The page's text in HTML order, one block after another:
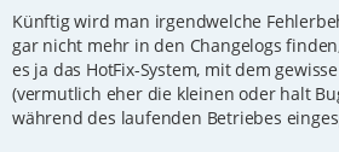
a
g
Künftig wird man irgendwelche
gar nicht mehr in den Changelogs
es ja das HotFix-System, mit dem
(vermutlich eher die kleinen oder halt
während des laufenden Betriebes